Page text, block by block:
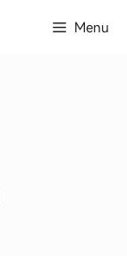
Menu